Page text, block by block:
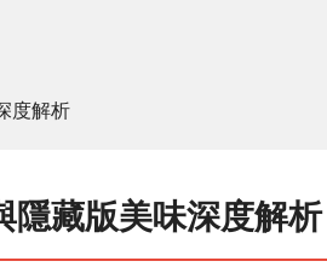
度解析
隱藏版美味深度解析